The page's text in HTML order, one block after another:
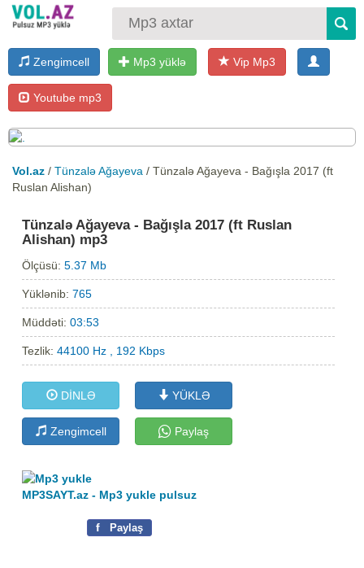
Zengimcell Mp3 yüklə Vip Mp3
Youtube mp3
Vol.az / Tünzalə Ağayeva / Tünzalə Ağayeva - Bağışla 2017 (ft
Ruslan Alishan)
Tünzalə Ağayeva - Bağışla 2017 (ft Ruslan
Alishan) mp3
Ölçüsü:5.37 Mb
Yüklənib:765
Müddəti:03:53
Tezlik:44100 Hz , 192 Kbps
DİNLƏ YÜKLƏ
Zengimcell Paylaş
MP3SAYT.az - Mp3 yukle pulsuz
f Paylaş